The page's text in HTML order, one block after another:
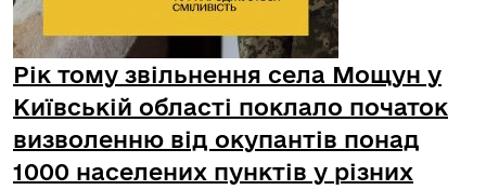
Рік тому звільнення села Мощун у
Київській області поклало початок
визволенню від окупантів понад
1000 населених пунктів у різних